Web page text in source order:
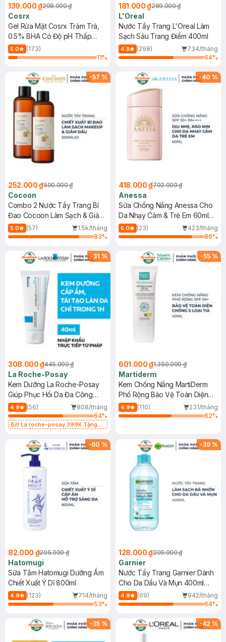
139.000 ₫298.000 ₫
Cosrx
Gel Rửa Mặt Cosrx Tràm Trà,
0.5% BHA Có Độ pH Thấp
150ml
5.0
(173)
11%
181.000 ₫289.000 ₫
L'Oreal
Nước Tẩy Trang L'Oreal Làm
Sạch Sâu Trang Điểm 400ml
4.8 (298)
734/tháng
64%
-57 %
252.000 ₫590.000 ₫
Cocoon
Combo 2 Nước Tẩy Trang Bí
Đao Cocoon Làm Sạch & Giảm
Dầu 500ml
5.0 (57)
1.5k/tháng
83%
-40 %
418.000 ₫702.000 ₫
Anessa
Sữa Chống Nắng Anessa Cho
Da Nhạy Cảm & Trẻ Em 60ml
(Mới)
5.0 (23)
423/tháng
86%
-31 %
308.000 ₫445.000 ₫
La Roche-Posay
Kem Dưỡng La Roche-Posay
Giúp Phục Hồi Da Đa Công
Dụng 40ml
4.9 (56)
808/tháng
64%
Bill La roche-posay 399K Tặng
(SL có hạn)
-55 %
601.000 ₫1.350.000 ₫
Martiderm
Kem Chống Nắng MartiDerm
Phổ Rộng Bảo Vệ Toàn Diện
40ml
4.9 (110)
231/tháng
62%
-60 %
82.000 ₫205.000 ₫
Hatomugi
Sữa Tắm Hatomugi Dưỡng Ẩm
Chiết Xuất Ý Dĩ 800ml
4.9 (123)
714/tháng
53%
-39 %
128.000 ₫209.000 ₫
Garnier
Nước Tẩy Trang Garnier Dành
Cho Da Dầu Và Mụn 400ml
(Mới)
4.9 (69)
942/tháng
64%
-35 % -42 %